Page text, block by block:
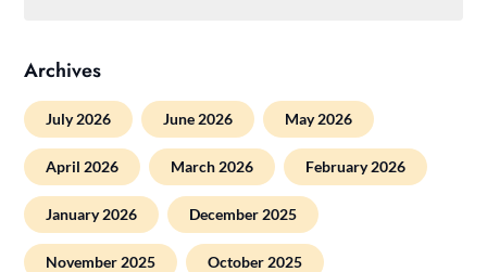
Archives
July 2026 June 2026 May 2026
April 2026 March 2026 February 2026
January 2026 December 2025
November 2025 October 2025